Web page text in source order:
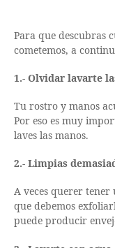
Para que descubras
cometemos, a
1.- Olvidar lavarte
Tu rostro y manos
Por eso es muy
laves las manos.
2.- Limpias
A veces querer
que debemos
puede producir